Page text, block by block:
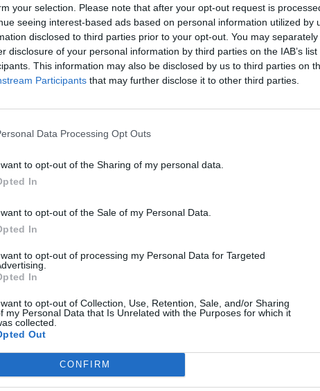
your selection. Please note that after your opt-out request is
seeing interest-based ads based on personal information utilized by
disclosed to third parties prior to your opt-out. You may
disclosure of your personal information by third parties on the IAB’s
This information may also be disclosed by us to third parties on
Participants that may further disclose it to other third parties.
Data Processing Opt Outs
to opt-out of the Sharing of my personal data.
In
to opt-out of the Sale of my Personal Data.
In
to opt-out of processing my Personal Data for Targeted
In
to opt-out of Collection, Use, Retention, Sale, and/or Sharing
my Personal Data that Is Unrelated with the Purposes for which it
collected.
Out
CONFIRM
con un altro
diventa
Morganti, nove
a 25 anni
Caccia al